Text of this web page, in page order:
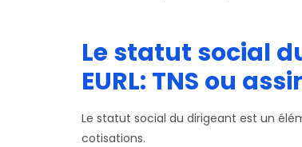
Le statut social
EURL: TNS ou
Le statut social du dirigeant est un
cotisations.